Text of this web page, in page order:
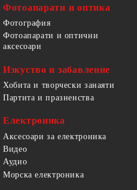
Фотоапарати и оптика
Фотография
Фотоапарати и оптични
аксесоари
Изкуство и забавление
Хобита и творчески занаяти
Партита и празненства
Електроника
Аксесоари за електроника
Видео
Аудио
Морска електроника